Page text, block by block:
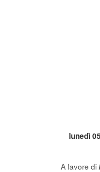
lunedì
A favore di